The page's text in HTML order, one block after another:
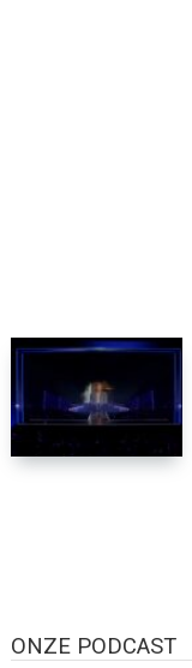
ONZE PODCAST